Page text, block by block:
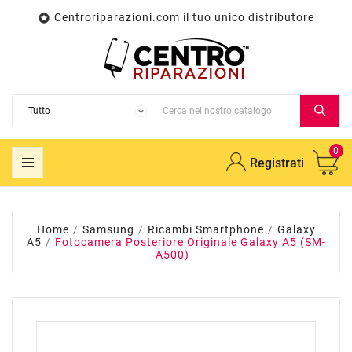
 Centroriparazioni.com il tuo unico distributore
Registrati
0
Home Samsung Ricambi Smartphone
Galaxy
A5
Fotocamera Posteriore Originale Galaxy A5 (SM-
A500)